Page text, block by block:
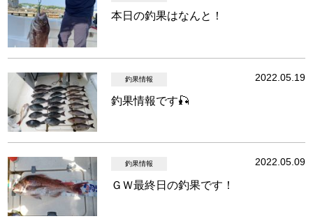
本日の釣果はなんと！
釣果情報 2022.05.19
釣果情報です🎣
釣果情報 2022.05.09
ＧＷ最終日の釣果です！